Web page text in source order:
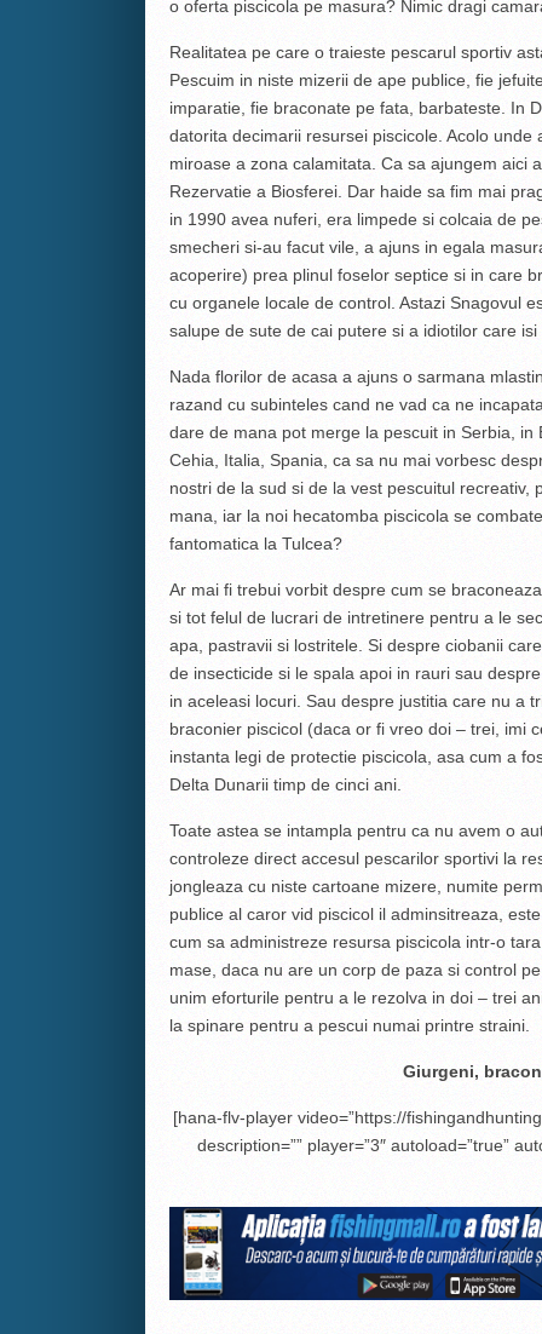
o oferta piscicola pe masura? Nimic dragi
Realitatea pe care o traieste pescarul sportiv
Pescuim in niste mizerii de ape publice, fie
imparatie, fie braconate pe fata, barbateste. In
datorita decimarii resursei piscicole. Acolo
miroase a zona calamitata. Ca sa ajungem aici
Rezervatie a Biosferei. Dar haide sa fim mai
in 1990 avea nuferi, era limpede si colcaia de
smecheri si-au facut vile, a ajuns in egala
acoperire) prea plinul foselor septice si in care
cu organele locale de control. Astazi Snagovul
salupe de sute de cai putere si a idiotilor care
Nada florilor de acasa a ajuns o sarmana
razand cu subinteles cand ne vad ca ne
dare de mana pot merge la pescuit in Serbia,
Cehia, Italia, Spania, ca sa nu mai vorbesc
nostri de la sud si de la vest pescuitul
mana, iar la noi hecatomba piscicola se
fantomatica la Tulcea?
Ar mai fi trebui vorbit despre cum se
si tot felul de lucrari de intretinere pentru a le
apa, pastravii si lostritele. Si despre ciobanii
de insecticide si le spala apoi in rauri sau
in aceleasi locuri. Sau despre justitia care nu a
braconier piscicol (daca or fi vreo doi – trei, imi
instanta legi de protectie piscicola, asa cum a
Delta Dunarii timp de cinci ani.
Toate astea se intampla pentru ca nu avem o
controleze direct accesul pescarilor sportivi la
jongleaza cu niste cartoane mizere, numite
publice al caror vid piscicol il adminsitreaza,
cum sa administreze resursa piscicola intr-o
mase, daca nu are un corp de paza si control
unim eforturile pentru a le rezolva in doi – trei
la spinare pentru a pescui numai printre straini.
Giurgeni,
[hana-flv-player video=”https://
description=”” player=”3″ autoload=”true”